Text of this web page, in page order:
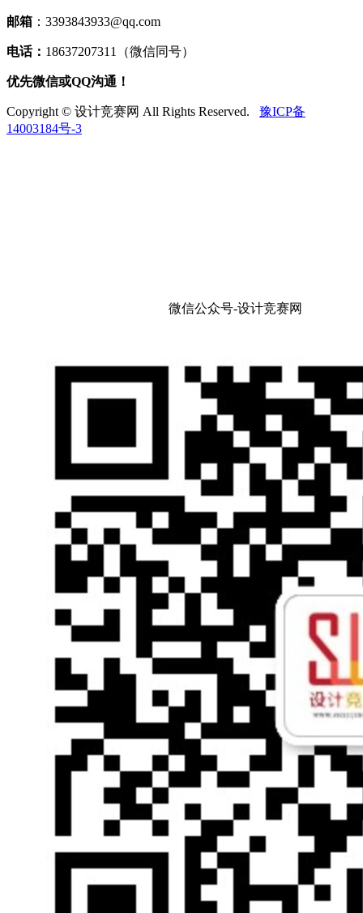
邮箱 ：3393843933@qq.com
电话： 18637207311（微信同号）
优先微信或QQ沟通！
Copyright © 设计竞赛网 All Rights Reserved.
豫ICP备
14003184号-3
微信公众号-设计竞赛网